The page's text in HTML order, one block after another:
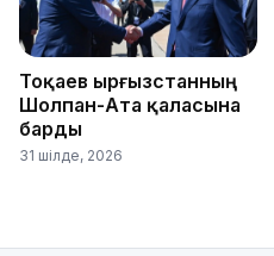
Тоқаев Қырғызстанның
Шолпан-Ата қаласына
барды
31 шілде, 2026